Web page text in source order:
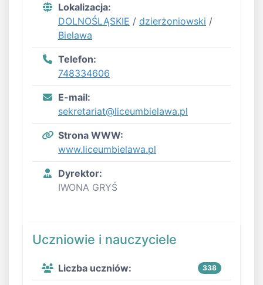
Lokalizacja:
DOLNOŚLĄSKIE / dzierżoniowski /
Bielawa
Telefon:
748334606
E-mail:
sekretariat@liceumbielawa.pl
Strona WWW:
www.liceumbielawa.pl
Dyrektor:
IWONA GRYŚ
Uczniowie i nauczyciele
Liczba uczniów: 338